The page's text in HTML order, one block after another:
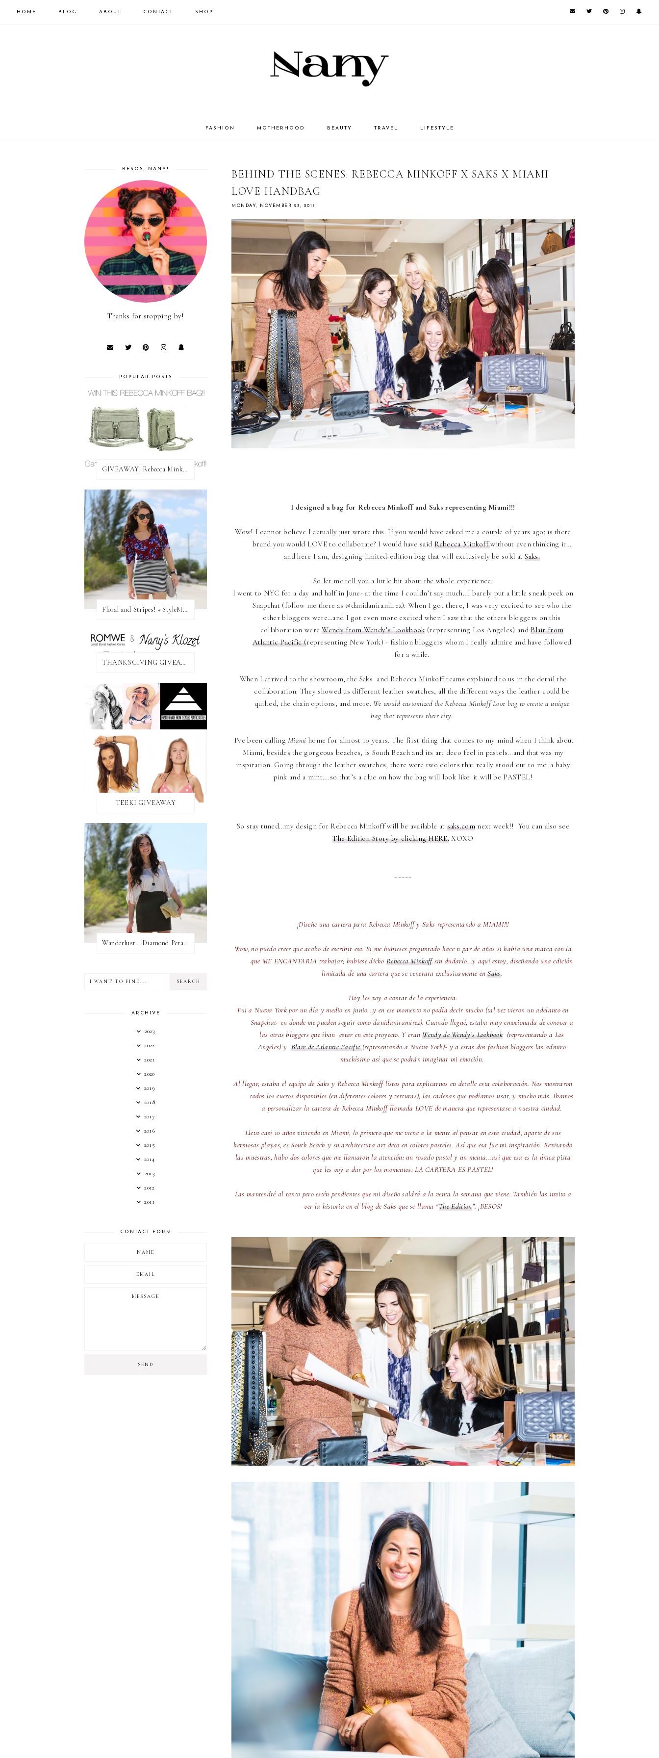
HOME BLOG ABOUT CONTACT SHOP
FASHION MOTHERHOOD BEAUTY TRAVEL LIFESTYLE
BEHIND THE SCENES: REBECCA MINKOFF X SAKS X MIAMI
LOVE HANDBAG
MONDAY, NOVEMBER 23, 2015
I designed a bag for Rebecca Minkoff and Saks representing Miami!!!
Wow! I cannot believe I actually just wrote this. If you would have asked me a couple of years ago: is there
brand you would LOVE to collaborate? I would have said Rebecca Minkoffwithout even thinking it…
and here I am, designing limited-edition bag that will exclusively be sold atSaks.
So let me tell you a little bit about the whole experience:
I went to NYC for a day and half in June- at the time I couldn’t say much…I barely put a little sneak peek on
Snapchat (follow me there as @danidaniramirez). When I got there, I was very excited to see who the
other bloggers were…and I got even more excited when I saw that the others bloggers on this
collaboration wereWendy from Wendy’s Lookbook(representing Los Angeles) andBlair from
Atlantic Pacific (representing New York) - fashion bloggers whom I really admire and have followed
for a while.
When I arrived to the showroom; the Saks and Rebecca Minkoff teams explained to us in the detail the
collaboration. They showed us different leather swatches, all the different ways the leather could be
quilted, the chain options, and more. We would customized the Rebecca Minkoff Love bag to create a unique
bag that represents their city.
I've been callingMiami home for almost 10 years. The first thing that comes to my mind when I think about
Miami, besides the gorgeous beaches, is South Beach and its art deco feel in pastels...and that was my
inspiration. Going through the leather swatches, there were two colors that really stood out to me: a baby
pink and a mint….so that’s a clue on how the bag will look like: it will be PASTEL!
So stay tuned…my design for Rebecca Minkoff will be available at saks.comnext week!! You can also see
The Edition Story by clicking HERE. XOXO
¡Diseñe una cartera para Rebecca Minkoff y Saks representando a MIAMI!!!
Wow, no puedo creer que acabo de escribir eso. Si me hubieses preguntado hace n par de años si había una marca con la
que ME ENCANTARIA trabajar; hubiese dichoRebecca Minkoffsin dudarlo...y aquí estoy, diseñando una edición
limitada de una cartera que se venerara exclusivamente enSaks.
Hoy les voy a contar de la experiencia:
Fui a Nueva York por un día y medio en junio...y en ese momento no podía decir mucho (tal vez vieron unadelantoen
Snapchat- en donde me pueden seguir como danidaniramirez). Cuando llegué, estaba muy emocionada de conocer a
las otras bloggers que iban estar en este proyecto. Y eranWendy de Wendy’s Lookbook(representando a Los
Angeles) y Blair de Atlantic Pacific(representando a Nueva York)- y a estas dos fashion bloggers las admiro
muchísimo así que se podrán imaginar mi emoción.
Al llegar, estaba el equipo de Saks y Rebecca Minkoff listos para explicarnos en detalle esta colaboración. Nos mostraron
todos los cueros disponibles (en diferentes colores y texturas), las cadenas que podíamos usar, y mucho más. Ibamos
a personalizar la cartera de Rebecca Minkoff llamada LOVE de manera que representase a nuestra ciudad.
Llevo casi 10 años viviendo en Miami; lo primero que me viene a la mente al pensar en esta ciudad, aparte de sus
hermosas playas, es South Beach y su architectura art deco en colores pasteles. Así que esa fue mi inspiración. Revisando
las muestras, hubo dos colores que me llamaron la atención: un rosado pastel y un menta...así que esa es la única pista
que les voy a dar por los momentos: LA CARTERA ES PASTEL!
Las mantendré al tanto pero estén pendientes que mi diseño saldrá a la venta la semana que viene. También las invito a
ver la historia en el blog de Saks que se llama "The Edition". ¡BESOS!
BESOS, NANY!
Thanks for stopping by!
POPULAR POSTS
GIVEAWAY: Rebecca Minkoff Bag!
Floral and Stripes! + StyleMint GIVEAWAY!
THANKSGIVING GIVEAWAY!
TEEKI GIVEAWAY
Wanderlust + Diamond Petal Giveaway
ARCHIVE
2023
2022
2021
2020
2019
2018
2017
2016
2015
2014
2013
2012
2011
CONTACT FORM